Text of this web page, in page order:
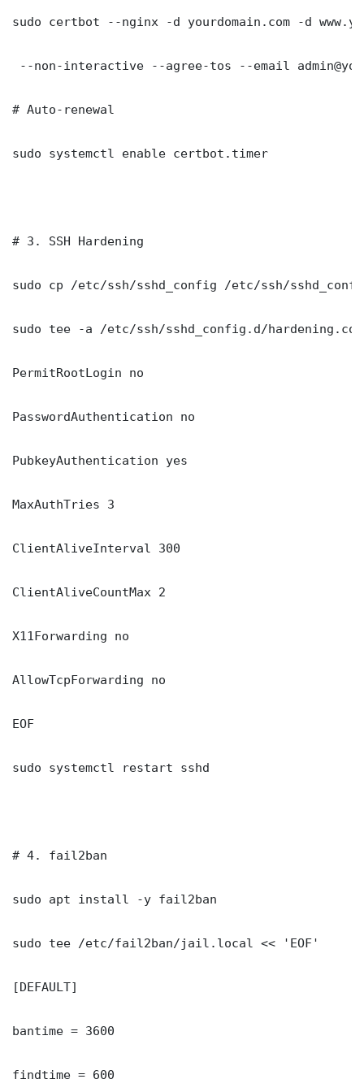
sudo certbot --nginx -d yourdomain.com -d
--non-interactive --agree-tos --email
# Auto-renewal
sudo systemctl enable certbot.timer
# 3. SSH Hardening
sudo cp /etc/ssh/sshd_config /etc/ssh/
sudo tee -a /etc/ssh/sshd_config.d/
PermitRootLogin no
PasswordAuthentication no
PubkeyAuthentication yes
MaxAuthTries 3
ClientAliveInterval 300
ClientAliveCountMax 2
X11Forwarding no
AllowTcpForwarding no
EOF
sudo systemctl restart sshd
# 4. fail2ban
sudo apt install -y fail2ban
sudo tee /etc/fail2ban/jail.local << 'EOF'
[DEFAULT]
bantime = 3600
findtime = 600